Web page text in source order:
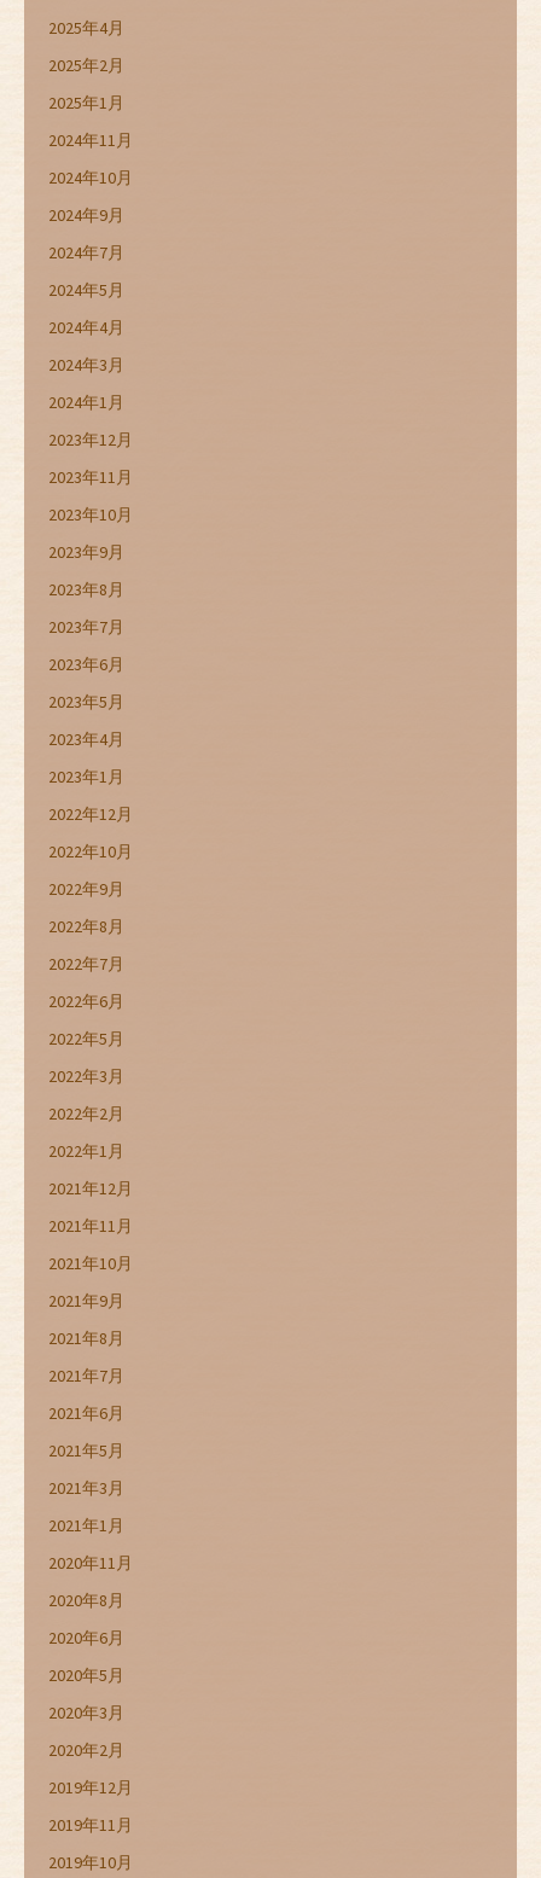
2025年4月
2025年2月
2025年1月
2024年11月
2024年10月
2024年9月
2024年7月
2024年5月
2024年4月
2024年3月
2024年1月
2023年12月
2023年11月
2023年10月
2023年9月
2023年8月
2023年7月
2023年6月
2023年5月
2023年4月
2023年1月
2022年12月
2022年10月
2022年9月
2022年8月
2022年7月
2022年6月
2022年5月
2022年3月
2022年2月
2022年1月
2021年12月
2021年11月
2021年10月
2021年9月
2021年8月
2021年7月
2021年6月
2021年5月
2021年3月
2021年1月
2020年11月
2020年8月
2020年6月
2020年5月
2020年3月
2020年2月
2019年12月
2019年11月
2019年10月